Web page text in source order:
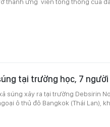
thành ứng viên tổng thống của
tại trường học, 7
súng xảy ra tại trường Debsirin
ô thủ đô Bangkok (Thái Lan),